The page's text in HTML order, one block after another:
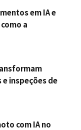
em IA e
a
o
inspeções de
com IA no